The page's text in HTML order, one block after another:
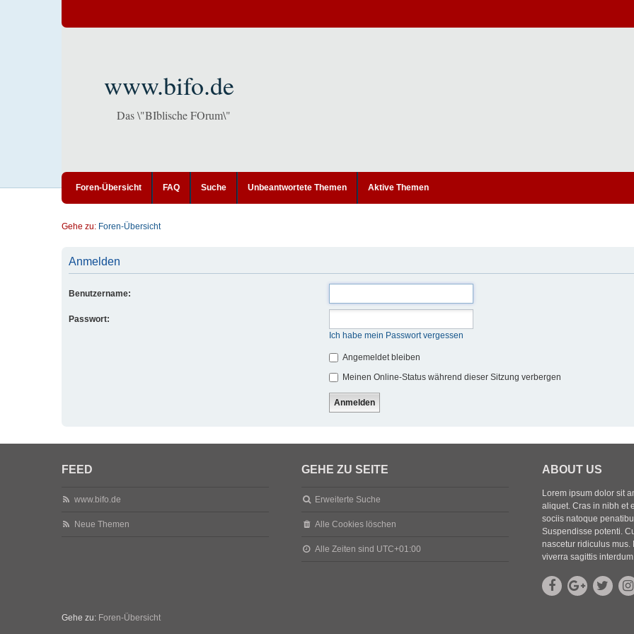
www.bifo.de
Das \"BIblische FOrum\"
Foren-Übersicht FAQ Suche Unbeantwortete Themen Aktive Themen
Gehe zu: Foren-Übersicht
Anmelden
Benutzername:
Passwort:
Ich habe mein Passwort vergessen
Angemeldet bleiben
Meinen Online-Status während dieser Sitzung verbergen
FEED
www.bifo.de
Neue Themen
GEHE ZU SEITE
Erweiterte Suche
Alle Cookies löschen
Alle Zeiten sind UTC+01:00
ABOUT US
Lorem ipsum dolor sit
aliquet. Cras in nibh et
sociis natoque
Suspendisse potenti.
nascetur ridiculus mus.
viverra sagittis
Gehe zu: Foren-Übersicht